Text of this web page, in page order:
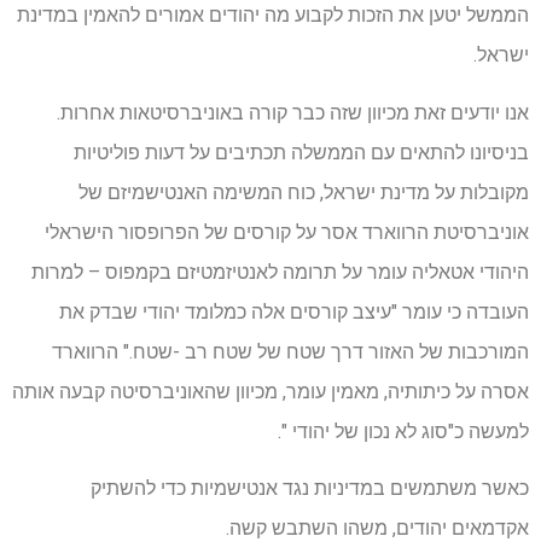
הממשל יטען את הזכות לקבוע מה יהודים אמורים להאמין במדינת
ישראל.
אנו יודעים זאת מכיוון שזה כבר קורה באוניברסיטאות אחרות.
בניסיונו להתאים עם הממשלה תכתיבים על דעות פוליטיות
מקובלות על מדינת ישראל, כוח המשימה האנטישמיזם של
אוניברסיטת הרווארד אסר על קורסים של הפרופסור הישראלי
היהודי אטאליה עומר על תרומה לאנטיזמטיזם בקמפוס – למרות
העובדה כי עומר "עיצב קורסים אלה כמלומד יהודי שבדק את
המורכבות של האזור דרך שטח של שטח רב -שטח." הרווארד
אסרה על כיתותיה, מאמין עומר, מכיוון שהאוניברסיטה קבעה אותה
למעשה כ"סוג לא נכון של יהודי ".
כאשר משתמשים במדיניות נגד אנטישמיות כדי להשתיק
אקדמאים יהודים, משהו השתבש קשה.